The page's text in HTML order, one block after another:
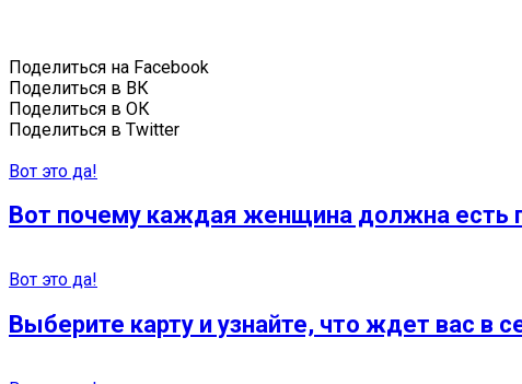
Поделиться на Facebook
Поделиться в ВК
Поделиться в ОК
Поделиться в Twitter
Вот это да!
Вот почему каждая женщина должна есть
Вот это да!
Выберите карту и узнайте, что ждет вас в